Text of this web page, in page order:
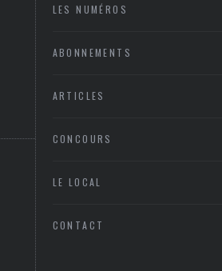
LES NUMÉROS
ABONNEMENTS
ARTICLES
CONCOURS
LE LOCAL
CONTACT